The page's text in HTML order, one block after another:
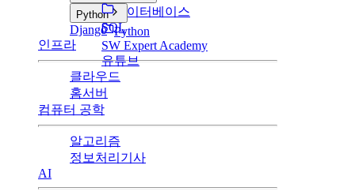
데이터베이스
SQL
Python
Python
SW Expert Academy
유튜브
Django
인프라
클라우드
홈서버
컴퓨터 공학
알고리즘
정보처리기사
AI